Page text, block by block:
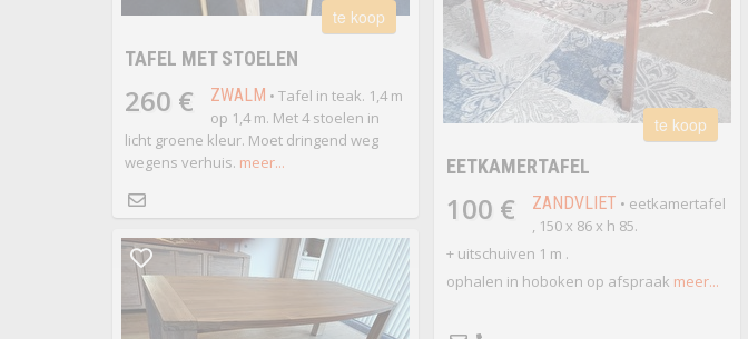
te koop
TAFEL MET STOELEN
260 € ZWALM • Tafel in teak. 1,4 m
op 1,4 m. Met 4 stoelen in
licht groene kleur. Moet dringend weg
wegens verhuis. meer...
te koop
EETKAMERTAFEL
100 € ZANDVLIET • eetkamertafel
, 150 x 86 x h 85.
+ uitschuiven 1 m .
ophalen in hoboken op afspraak meer...